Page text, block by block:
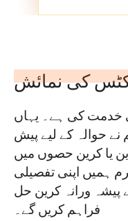
کی نمائش
کی خدمت کی ہے۔ یہاں
حوالہ کے لیے پیش
یا کرین حصوں میں
ہمیں اپنی تفصیلی
پیشہ ورانہ کرین حل
فراہم کریں گے۔